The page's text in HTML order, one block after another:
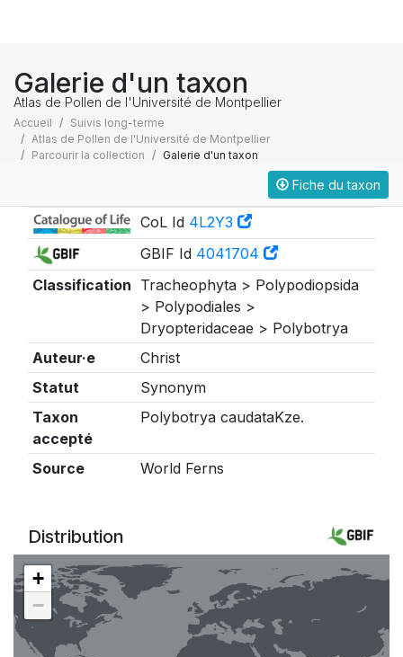
Galerie d'un taxon
Atlas de Pollen de l'Université de Montpellier
Accueil
Suivis long-terme
Atlas de Pollen de l'Université de Montpellier
Parcourir la collection
Galerie d'un taxon
Fiche du taxon
CoL Id 4L2Y3
GBIF Id 4041704
Classification Tracheophyta > Polypodiopsida
> Polypodiales >
Dryopteridaceae > Polybotrya
Auteur·e
Christ
Statut
Synonym
Taxon
accepté
Polybotrya caudataKze.
Source World Ferns
Distribution
+
−